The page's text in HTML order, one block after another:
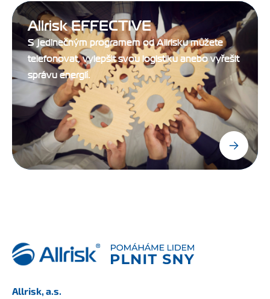
Allrisk EFFECTIVE
S jedinečným programem od Allrisku můžete
telefonovat, vylepšit svou logistiku anebo vyřešit
správu energií.
Allrisk, a.s.